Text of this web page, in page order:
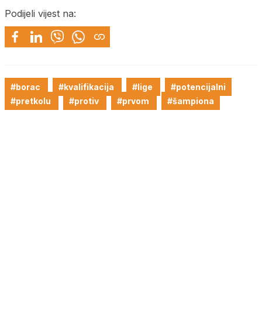
Podijeli vijest na:
#borac #kvalifikacija #lige
#potencijalni
#pretkolu
#protiv #prvom #šampiona